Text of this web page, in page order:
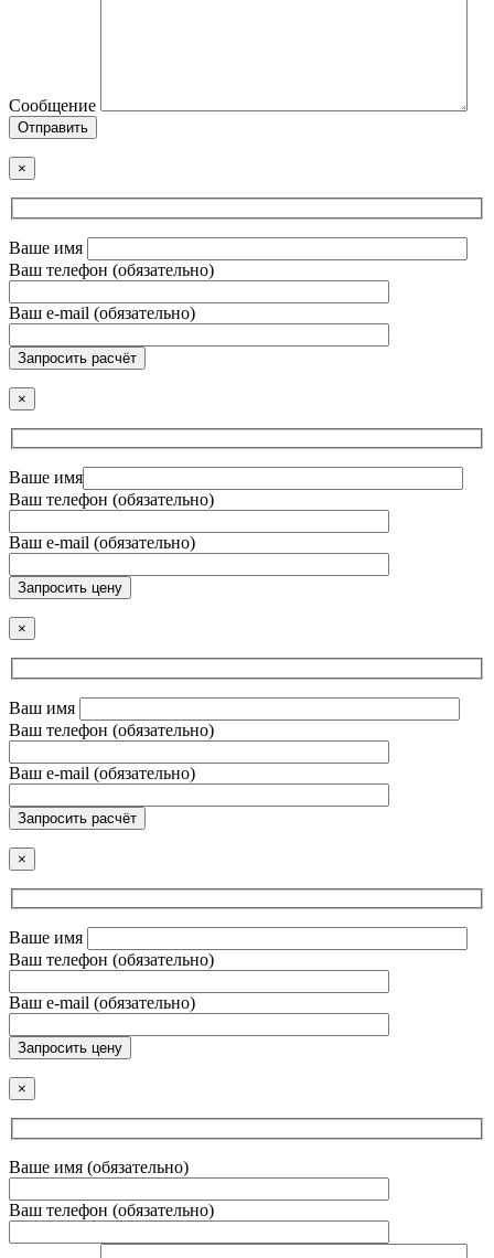
Сообщение
Отправить
×
Ваше имя
Ваш телефон (обязательно)
Ваш e-mail (обязательно)
Запросить расчёт
×
Ваше имя
Ваш телефон (обязательно)
Ваш e-mail (обязательно)
Запросить цену
×
Ваш имя
Ваш телефон (обязательно)
Ваш e-mail (обязательно)
Запросить расчёт
×
Ваше имя
Ваш телефон (обязательно)
Ваш e-mail (обязательно)
Запросить цену
×
Ваше имя (обязательно)
Ваш телефон (обязательно)